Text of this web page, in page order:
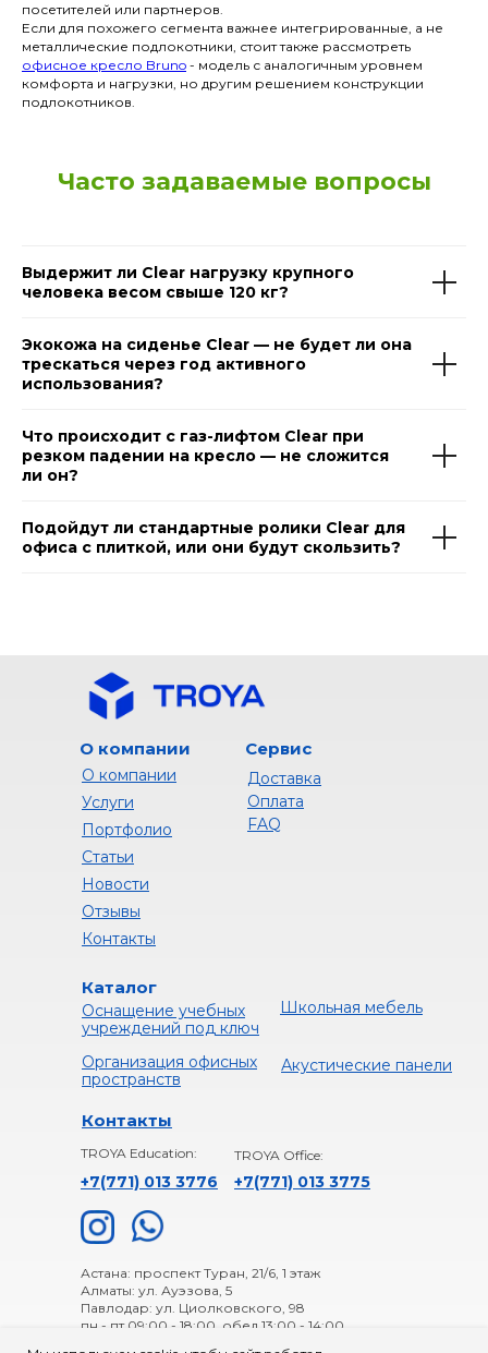
посетителей или партнеров.
Если для похожего сегмента важнее интегрированные, а не
металлические подлокотники, стоит также рассмотреть
офисное кресло Bruno - модель с аналогичным уровнем
комфорта и нагрузки, но другим решением конструкции
подлокотников.
Часто задаваемые вопросы
Выдержит ли Clear нагрузку крупного
человека весом свыше 120 кг?
Экокожа на сиденье Clear — не будет ли она
трескаться через год активного
использования?
Что происходит с газ-лифтом Clear при
резком падении на кресло — не сложится
ли он?
Подойдут ли стандартные ролики Clear для
офиса с плиткой, или они будут скользить?
+7(771) 013 3776 +7(771) 013 3775
TROYA Education: TROYA Office:
Астана: проспект Туран, 21/6, 1 этаж
Алматы: ул. Ауэзова, 5
Павлодар: ул. Циолковского, 98
пн - пт 09:00 - 18:00, обед 13:00 - 14:00
О компании Сервис
Каталог
Контакты
Доставка
Оплата
FAQ
Школьная мебель
Организация офисных
пространств
Акустические панели
Оснащение учебных
учреждений под ключ
О компании
Услуги
Портфолио
Статьи
Новости
Отзывы
Контакты